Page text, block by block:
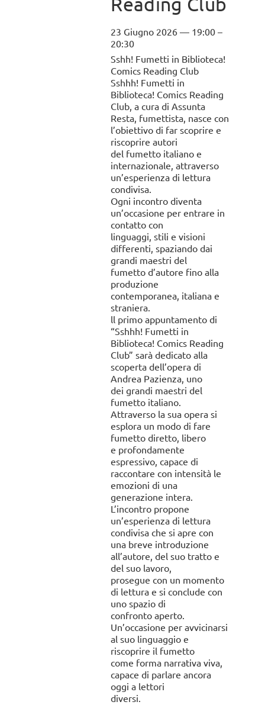
23 Giugno 2026 — 19:00 –
20:30
Sshh! Fumetti in Biblioteca!
Comics Reading Club
Sshhh! Fumetti in
Biblioteca! Comics Reading
Club, a cura di Assunta
Resta, fumettista, nasce con
l’obiettivo di far scoprire e
riscoprire autori
del fumetto italiano e
internazionale, attraverso
un’esperienza di lettura
condivisa.
Ogni incontro diventa
un’occasione per entrare in
contatto con
linguaggi, stili e visioni
differenti, spaziando dai
grandi maestri del
fumetto d’autore fino alla
produzione
contemporanea, italiana e
straniera.
ll primo appuntamento di
“Sshhh! Fumetti in
Biblioteca! Comics Reading
Club” sarà dedicato alla
scoperta dell’opera di
Andrea Pazienza, uno
dei grandi maestri del
fumetto italiano.
Attraverso la sua opera si
esplora un modo di fare
fumetto diretto, libero
e profondamente
espressivo, capace di
raccontare con intensità le
emozioni di una
generazione intera.
L’incontro propone
un’esperienza di lettura
condivisa che si apre con
una breve introduzione
all’autore, del suo tratto e
del suo lavoro,
prosegue con un momento
di lettura e si conclude con
uno spazio di
confronto aperto.
Un’occasione per avvicinarsi
al suo linguaggio e
riscoprire il fumetto
come forma narrativa viva,
capace di parlare ancora
oggi a lettori
diversi.